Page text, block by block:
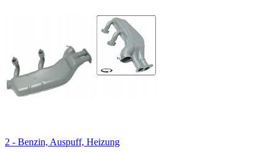
2 - Benzin, Auspuff, Heizung